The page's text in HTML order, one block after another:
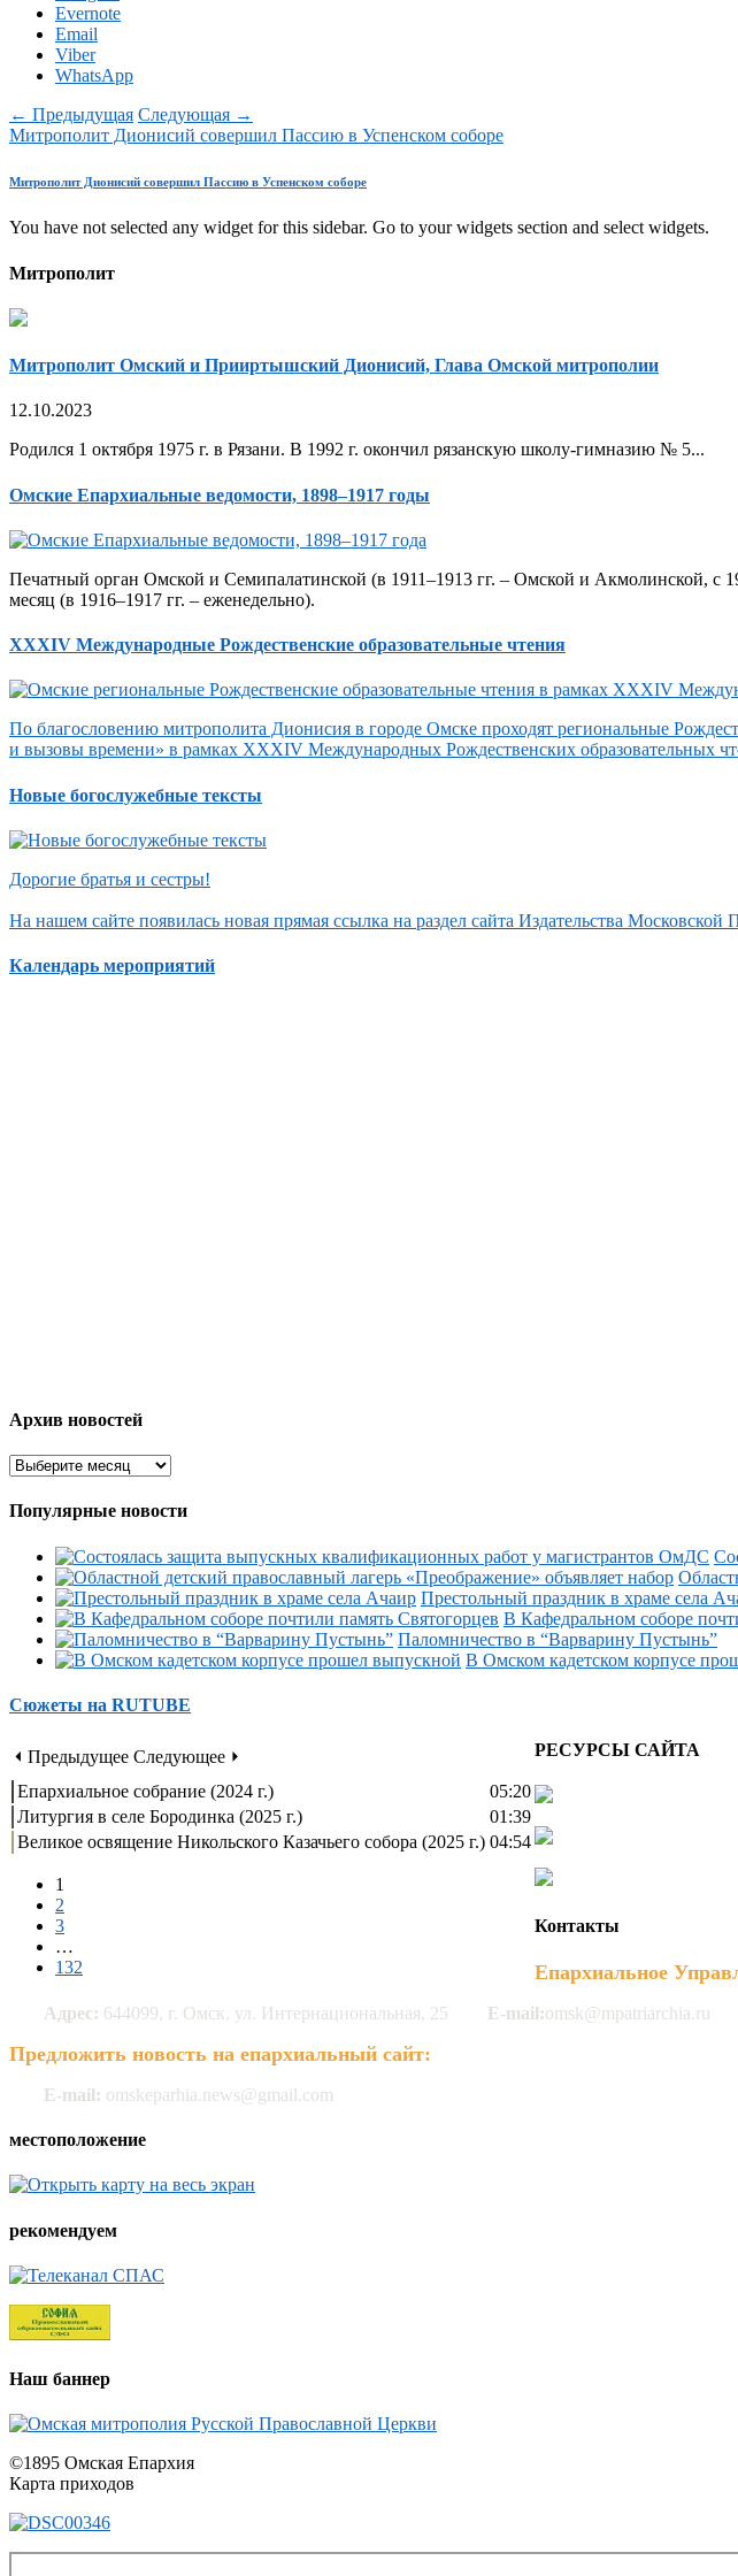
Evernote
Email
Viber
WhatsApp
← Предыдущая Следующая →
Митрополит Дионисий совершил Пассию в Успенском соборе
Митрополит Дионисий совершил Пассию в Успенском соборе
You have not selected any widget for this sidebar. Go to your widgets section and select widgets.
Митрополит
Митрополит Омский и Прииртышский Дионисий, Глава Омской митрополии
12.10.2023
Родился 1 октября 1975 г. в Рязани. В 1992 г. окончил рязанскую школу-гимназию № 5...
Омские Епархиальные ведомости, 1898–1917 годы
Печатный орган Омской и Семипалатинской (в 1911–1913 гг. – Омской и Акмолинской, с
месяц (в 1916–1917 гг. – еженедельно).
XXXIV Международные Рождественские образовательные чтения
По благословению митрополита Дионисия в городе Омске проходят региональные
и вызовы времени» в рамках XXXIV Международных Рождественских образовательных
Новые богослужебные тексты
Дорогие братья и сестры!
На нашем сайте появилась новая прямая ссылка на раздел сайта Издательства
Календарь мероприятий
Архив новостей
Популярные новости
Престольный праздник в храме села
В Кафедральном соборе
Паломничество в “Варварину Пустынь”
В Омском кадетском корпусе
Сюжеты на RUTUBE
⏴ Предыдущее Следующее ⏵
Епархиальное собрание (2024 г.)
05:20
Литургия в селе Бородинка (2025 г.)
01:39
Великое освящение Никольского Казачьего собора (2025 г.) 04:54
1
2
3
…
132
РЕСУРСЫ САЙТА
Контакты
Епархиальное
Адрес: 644099, г. Омск, ул. Интернациональная, 25 E-mail:omsk@mpatriarchia.ru
Предложить новость на епархиальный сайт:
E-mail: omskeparhia.news@gmail.com
местоположение
рекомендуем
Наш баннер
©1895 Омская Епархия
Карта приходов